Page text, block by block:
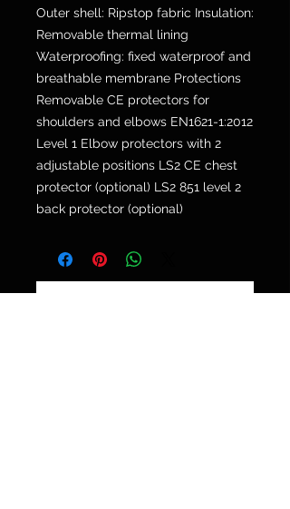
Outer shell: Ripstop fabric Insulation:
Removable thermal lining
Waterproofing: fixed waterproof and
breathable membrane Protections
Removable CE protectors for
shoulders and elbows EN1621-1:2012
Level 1 Elbow protectors with 2
adjustable positions LS2 CE chest
protector (optional) LS2 851 level 2
back protector (optional)